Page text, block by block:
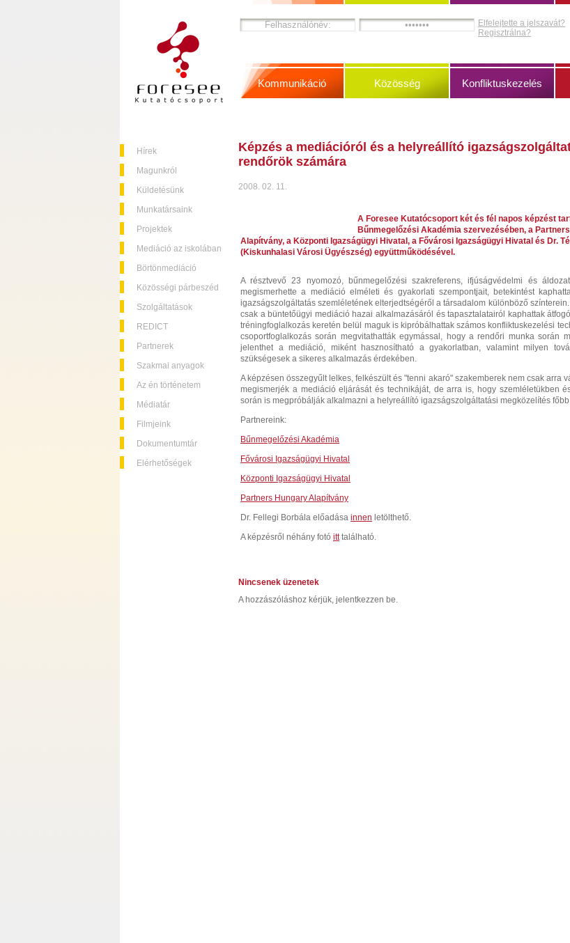
Hírek
Magunkról
Küldetésünk
Munkatársaink
Projektek
Mediáció az iskolában
Börtönmediáció
Közösségi párbeszéd
Szolgáltatások
REDICT
Partnerek
Szakmai anyagok
Az én történetem
Médiatár
Filmjeink
Dokumentumtár
Elérhetőségek
Elfelejtette a jelszavát?
Regisztrálna?
Kommunikáció Közösség Konfliktuskezelés
Képzés a mediációról és a helyreállító
rendőrök számára
2008. 02. 11.
A Foresee Kutatócsoport két és fél napos képzést
Bűnmegelőzési Akadémia szervezésében, a
Alapítvány, a Központi Igazságügyi Hivatal, a Fővárosi Igazságügyi Hivatal és Dr.
(Kiskunhalasi Városi Ügyészség) együttműködésével.
A résztvevő 23 nyomozó, bűnmegelőzési szakreferens, ifjúságvédelmi és
megismerhette a mediáció elméleti és gyakorlati szempontjait, betekintést
igazságszolgáltatás szemléletének elterjedtségéről a társadalom különböző
csak a büntetőügyi mediáció hazai alkalmazásáról és tapasztalatairól kaphattak
tréningfoglalkozás keretén belül maguk is kipróbálhattak számos konfliktuskezelési
csoportfoglalkozás során megvitathatták egymással, hogy a rendőri munka során
jelenthet a mediáció, miként hasznosítható a gyakorlatban, valamint milyen
szükségesek a sikeres alkalmazás érdekében.
A képzésen összegyűlt lelkes, felkészült és "tenni akaró" szakemberek nem csak arra
megismerjék a mediáció eljárását és technikáját, de arra is, hogy szemléletükben
során is megpróbálják alkalmazni a helyreállító igazságszolgáltatási megközelítés
Partnereink:
Bűnmegelőzési Akadémia
Fővárosi Igazságügyi Hivatal
Központi Igazságügyi Hivatal
Partners Hungary Alapítvány
Dr. Fellegi Borbála előadása innen letölthető.
A képzésről néhány fotó itttalálható.
Nincsenek üzenetek
A hozzászóláshoz kérjük, jelentkezzen be.